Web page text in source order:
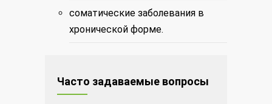
соматические заболевания в
хронической форме.
Часто задаваемые вопросы